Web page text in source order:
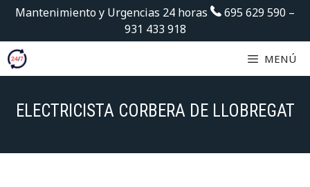
Saltar
contenido
Mantenimiento y Urgencias 24 horas 695 629 590 –
931 433 918
MENÚ
ELECTRICISTA CORBERA DE LLOBREGAT